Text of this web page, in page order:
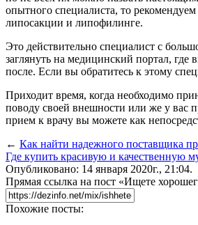
опытного специалиста, то
липосакции и липофилинге.
Это действительно специалист с
заглянуть на медицинский портал, где
после. Если вы обратитесь к этому
Приходит время, когда необходимо
поводу своей внешности или же у вас
прием к врачу вы можете как
← Как найти надежного поставщика
Где купить красивую и качественную
Опубликовано: 14 января 2020г., 21:04.
Прямая ссылка на пост «Ищете
Похожие посты: